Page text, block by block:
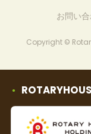
お問い
Copyright ©